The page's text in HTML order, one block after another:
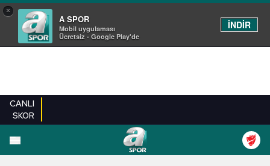
×
A SPOR
Mobil uygulaması
Ücretsiz - Google Play'de
İNDİR
CANLI
SKOR